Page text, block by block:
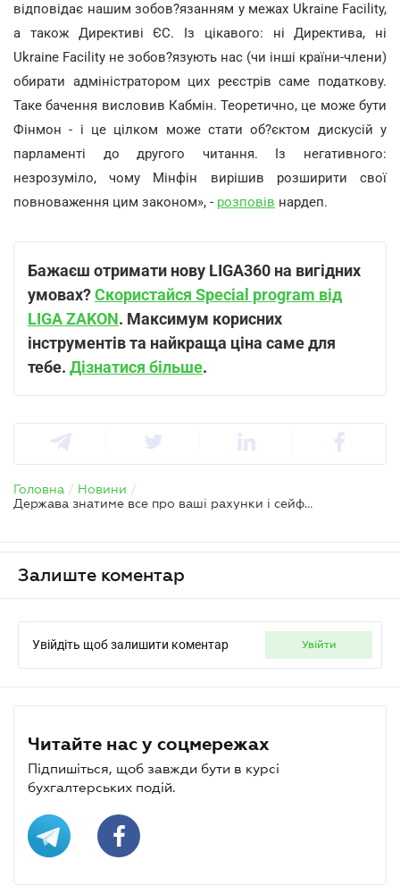
відповідає нашим зобов?язанням у межах Ukraine Facility,
а також Директиві ЄС. Із цікавого: ні Директива, ні
Ukraine Facility не зобов?язують нас (чи інші країни-члени)
обирати адміністратором цих реєстрів саме податкову.
Таке бачення висловив Кабмін. Теоретично, це може бути
Фінмон - і це цілком може стати об?єктом дискусій у
парламенті до другого читання. Із негативного:
незрозуміло, чому Мінфін вирішив розширити свої
повноваження цим законом», - розповів нардеп.
Бажаєш отримати нову LIGA360 на вигідних
умовах?Скористайся Special program від
LIGA ZAKON. Максимум корисних
інструментів та найкраща ціна саме для
тебе. Дізнатися більше.
Головна / Новини /
Держава знатиме все про ваші рахунки і сейфи – правда чи брехня про законопроєкт КМУ
Залиште коментар
Увійдіть щоб залишити коментар увійти
Читайте нас у соцмережах
Підпишіться, щоб завжди бути в курсі
бухгалтерських подій.